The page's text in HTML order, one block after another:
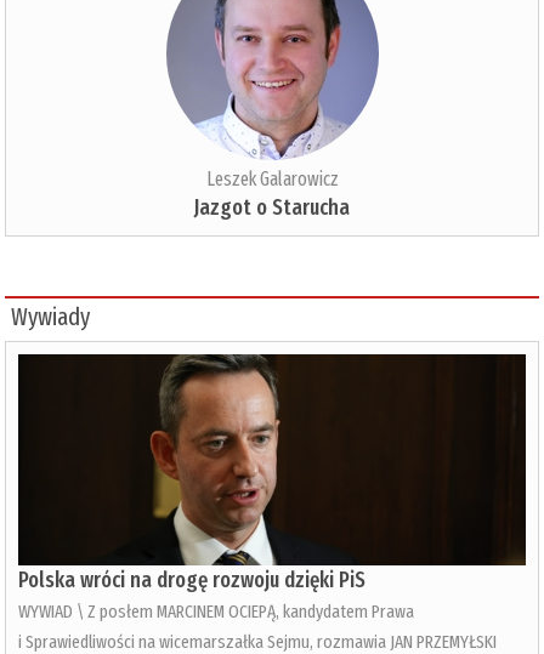
Leszek Galarowicz
Jazgot o Starucha
Wywiady
Polska wróci na drogę rozwoju dzięki PiS
WYWIAD \ Z posłem MARCINEM OCIEPĄ, kandydatem Prawa
i Sprawiedliwości na wicemarszałka Sejmu, rozmawia JAN PRZEMYŁSKI